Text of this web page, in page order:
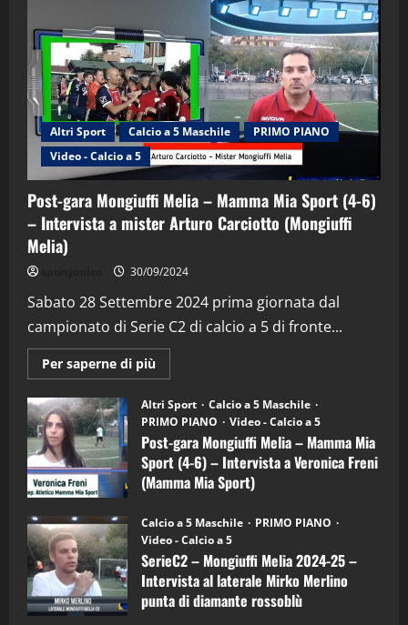
Altri Sport Calcio a 5 Maschile
PRIMO PIANO
Video - Calcio a 5
Post-gara Mongiuffi Melia – Mamma Mia Sport (4-6)
– Intervista a mister Arturo Carciotto (Mongiuffi
Melia)
30/09/2024
Sabato 28 Settembre 2024 prima giornata dal
campionato di Serie C2 di calcio a 5 di fronte...
Per saperne di più
informazioni
Post-
gara
Mongiuffi
Melia
–
Mamma
Mia
Sport
6)
–
Intervista
a
mister
Arturo
Carciotto
(Mongiuffi
Altri Sport
Calcio a 5 Maschile
PRIMO PIANO
Video - Calcio a 5
Post-gara Mongiuffi Melia – Mamma Mia
Sport (4-6) – Intervista a Veronica Freni
(Mamma Mia Sport)
Calcio a 5 Maschile
PRIMO PIANO
Video - Calcio a 5
SerieC2 – Mongiuffi Melia 2024-25 –
Intervista al laterale Mirko Merlino
punta di diamante rossoblù
2
"SportEmpire" in Podcast Sport News
“SportEmpire” in Podcast: 29^ Puntata
(Martedi 28 Aprile 2026)
28/04/2026
3
“SportEmpire” in Podcast: 28^ Puntata
(Martedi 21 Aprile 2026)
21/04/2026
4
"SportEmpire" in Podcast
“SportEmpire” in Podcast: 27^ Puntata
(Martedi 14 Aprile 2026)
15/04/2026
5
“SportEmpire” in Podcast: 26^ Puntata
(Martedi 07 Aprile 2026)
08/04/2026